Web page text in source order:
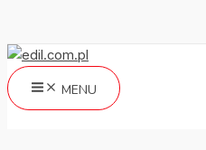
treści
MENU